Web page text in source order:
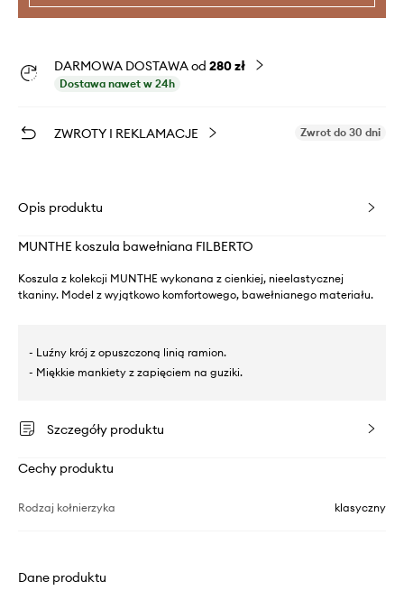
DARMOWA DOSTAWA od 280 zł
Dostawa nawet w 24h
ZWROTY I REKLAMACJE Zwrot do 30 dni
Opis produktu
MUNTHE koszula bawełniana FILBERTO
Koszula z kolekcji MUNTHE wykonana z cienkiej, nieelastycznej
tkaniny. Model z wyjątkowo komfortowego, bawełnianego materiału.
- Luźny krój z opuszczoną linią ramion.
- Miękkie mankiety z zapięciem na guziki.
Szczegóły produktu
Cechy produktu
Rodzaj kołnierzyka klasyczny
Dane produktu